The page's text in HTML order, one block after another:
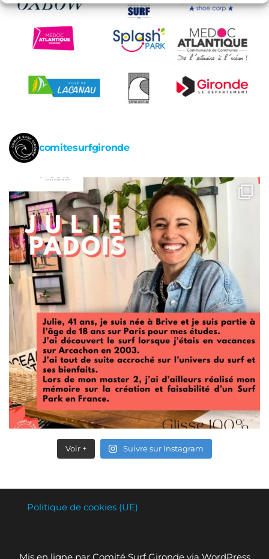
comitesurfgironde
Voir + Suivre sur Instagram
Politique de cookies (UE)